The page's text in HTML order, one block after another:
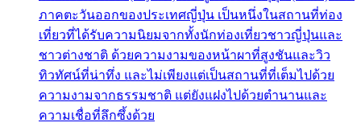
ภาคตะวันออกของประเทศญี่ปุ่น เป็นหนึ่งในสถานที่ท่อง
เที่ยวที่ได้รับความนิยมจากทั้งนักท่องเที่ยวชาวญี่ปุ่นและ
ชาวต่างชาติ ด้วยความงามของหน้าผาที่สูงชันและวิว
ทิวทัศน์ที่น่าทึ่ง และไม่เพียงแต่เป็นสถานที่ที่เต็มไปด้วย
ความงามจากธรรมชาติ แต่ยังแฝงไปด้วยตำนานและ
ความเชื่อที่ลึกซึ้งด้วย